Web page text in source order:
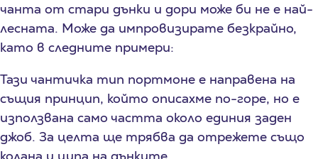
чанта от стари дънки и дори може би не е най-
лесната. Може да импровизирате безкрайно,
като в следните примери:
Тази чантичка тип портмоне е направена на
същия принцип, който описахме по-горе, но е
използвана само частта около единия заден
джоб. За целта ще трябва да отрежете също